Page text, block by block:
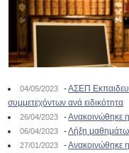
04/05/2023 -ΑΣΕΠ
συμμετεχόντων ανά ειδικότητα
26/04/2023 -Ανακοινώθηκε
06/04/2023 -Λήξη
27/01/2023 -Ανακοινώθηκε